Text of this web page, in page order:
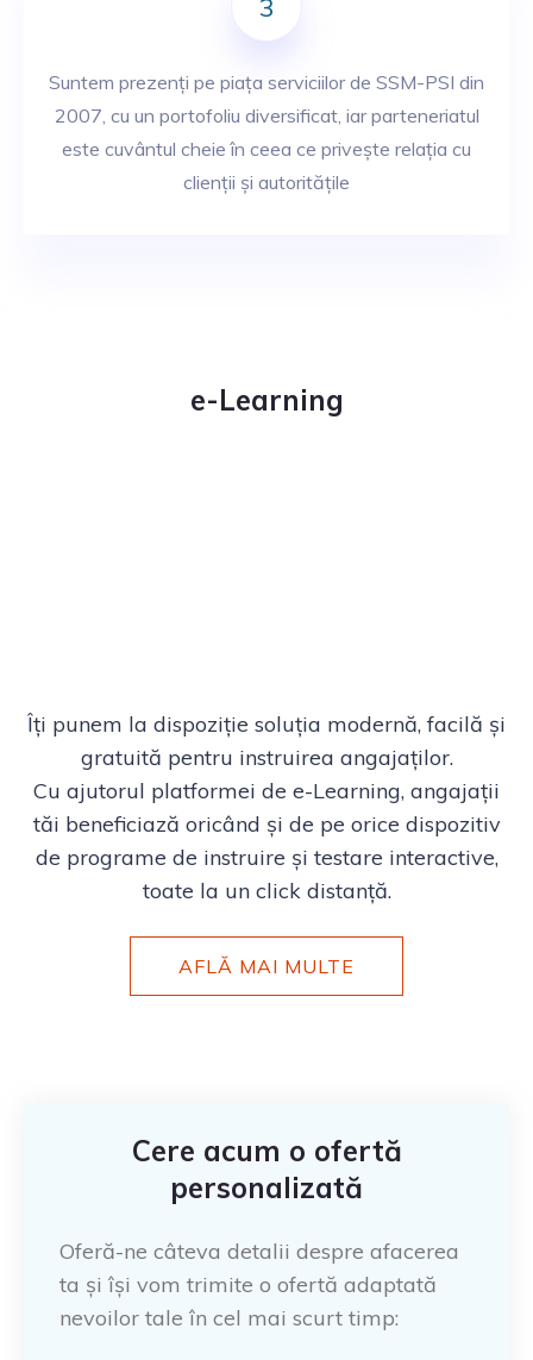
3
Suntem prezenți pe piața serviciilor de SSM-PSI din
2007, cu un portofoliu diversificat, iar parteneriatul
este cuvântul cheie în ceea ce privește relația cu
clienții și autoritățile
e-Learning
Îți punem la dispoziție soluția modernă, facilă și
gratuită pentru instruirea angajaților.
Cu ajutorul platformei de e-Learning, angajații
tăi beneficiază oricând și de pe orice dispozitiv
de programe de instruire și testare interactive,
toate la un click distanță.
AFLĂ MAI MULTE
Cere acum o ofertă
personalizată
Oferă-ne câteva detalii despre afacerea
ta și își vom trimite o ofertă adaptată
nevoilor tale în cel mai scurt timp: